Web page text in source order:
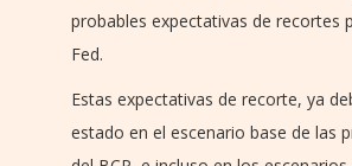
probables expectativas de recortes
Fed.
Estas expectativas de recorte, ya
estado en el escenario base de las